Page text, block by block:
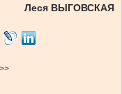
Леся ВЫГОВСКАЯ